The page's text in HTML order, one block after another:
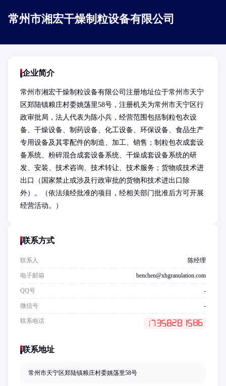
常州市湘宏干燥制粒设备有限公司
企业简介
常州市湘宏干燥制粒设备有限公司注册地址位于常州市天宁
区郑陆镇粮庄村委姚荡里58号，注册机关为常州市天宁区行
政审批局，法人代表为陈小兵，经营范围包括制粒包衣设
备、干燥设备、制药设备、化工设备、环保设备、食品生产
专用设备及其零配件的制造、加工、销售；制粒包衣成套设
备系统、粉碎混合成套设备系统、干燥成套设备系统的研
发、安装、技术咨询、技术转让、技术服务；货物或技术进
出口（国家禁止或涉及行政审批的货物和技术进出口除
外）。（依法须经批准的项目，经相关部门批准后方可开展
经营活动。）
联系方式
联系人 陈经理
电子邮箱 benchen@xhgranulation.com
QQ号 -
微信号 -
联系电话
联系地址
常州市天宁区郑陆镇粮庄村委姚荡里58号